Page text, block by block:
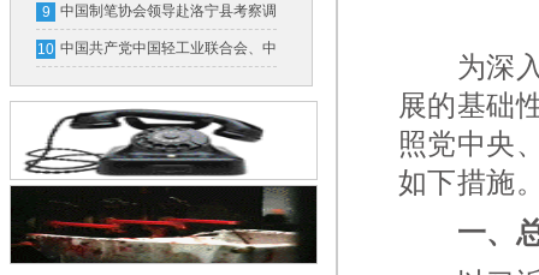
展
9 中国制笔协会领导赴洛宁县考察调
研
10 中国共产党中国轻工业联合会、中
华全国手工业合作总社第五次代表
大会在京召开
为深入
展的基础
照党中央
如下措施
一、